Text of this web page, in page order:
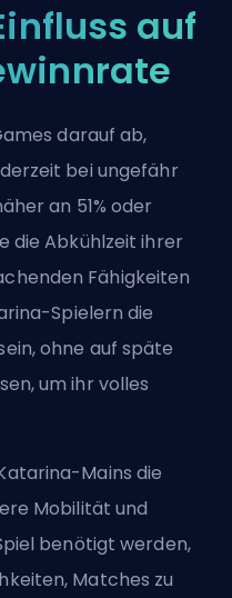
auf
darauf ab,
bei ungefähr
an 51% oder
die Abkühlzeit ihrer
Fähigkeiten
Spielern die
ohne auf späte
um ihr volles
Mains die
Mobilität und
benötigt werden,
Matches zu